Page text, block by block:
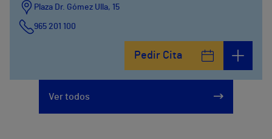
Plaza Dr. Gómez Ulla, 15
965 201 100
Pedir Cita
Ver todos